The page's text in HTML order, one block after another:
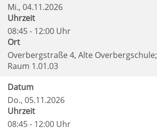
Mi., 04.11.2026
Uhrzeit
08:45 - 12:00 Uhr
Ort
Overbergstraße 4, Alte Overbergschule;
Raum 1.01.03
Datum
Do., 05.11.2026
Uhrzeit
08:45 - 12:00 Uhr